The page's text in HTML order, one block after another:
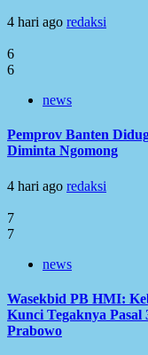
4 hari ago redaksi
6
6
news
Pemprov Banten
Diminta Ngomong
4 hari ago redaksi
7
7
news
Wasekbid PB HMI:
Kunci Tegaknya Pasal
Prabowo